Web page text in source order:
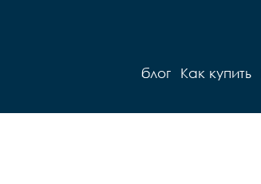
блог Как купить